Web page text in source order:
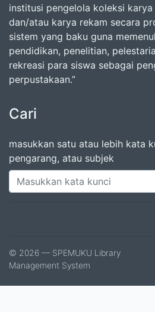
institusi pengelola koleksi
dan/atau karya rekam secara
sistem yang baku guna
pendidikan, penelitian,
rekreasi para siswa sebagai
perpustakaan.”
Cari
masukkan satu atau lebih kata
pengarang, atau subjek
© 2026 — SPEMUKU Library
Management System